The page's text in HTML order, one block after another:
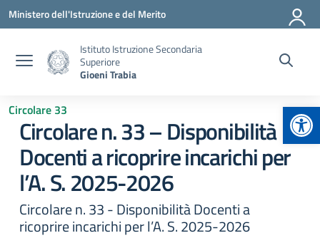
Vai ai contenuti
Vai al menu di navigazione
Vai al footer
Ministero dell'Istruzione e del Merito
Istituto Istruzione Secondaria
Superiore
Gioeni Trabia
Circolare 33
Circolare n. 33 – Disponibilità
Docenti a ricoprire incarichi per
l’A. S. 2025-2026
Circolare n. 33 - Disponibilità Docenti a
ricoprire incarichi per l’A. S. 2025-2026